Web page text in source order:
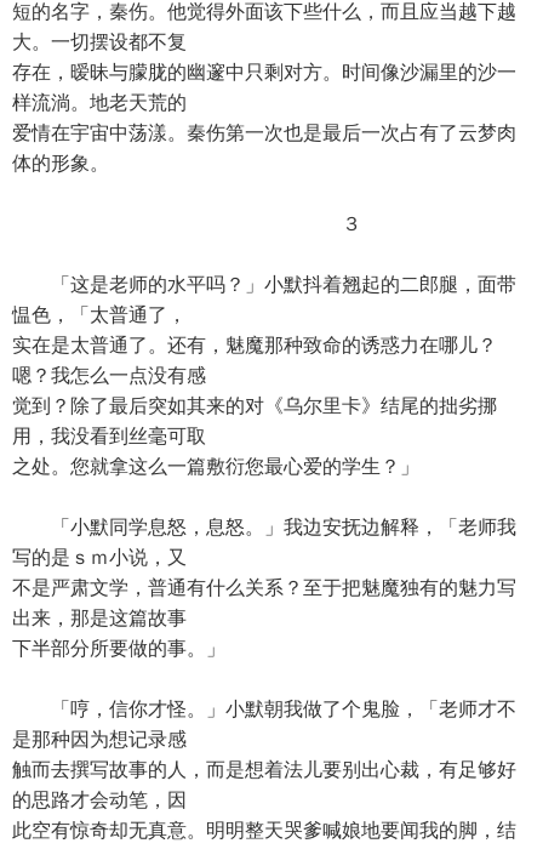
短的名字，秦伤。他觉得外面该下些什么，而且应当越下越
大。一切摆设都不复
存在，暧昧与朦胧的幽邃中只剩对方。时间像沙漏里的沙一
样流淌。地老天荒的
爱情在宇宙中荡漾。秦伤第一次也是最后一次占有了云梦肉
体的形象。
３
「这是老师的水平吗？」小默抖着翘起的二郎腿，面带
愠色，「太普通了，
实在是太普通了。还有，魅魔那种致命的诱惑力在哪儿？
嗯？我怎么一点没有感
觉到？除了最后突如其来的对《乌尔里卡》结尾的拙劣挪
用，我没看到丝毫可取
之处。您就拿这么一篇敷衍您最心爱的学生？」
「小默同学息怒，息怒。」我边安抚边解释，「老师我
写的是ｓｍ小说，又
不是严肃文学，普通有什么关系？至于把魅魔独有的魅力写
出来，那是这篇故事
下半部分所要做的事。」
「哼，信你才怪。」小默朝我做了个鬼脸，「老师才不
是那种因为想记录感
触而去撰写故事的人，而是想着法儿要别出心裁，有足够好
的思路才会动笔，因
此空有惊奇却无真意。明明整天哭爹喊娘地要闻我的脚，结